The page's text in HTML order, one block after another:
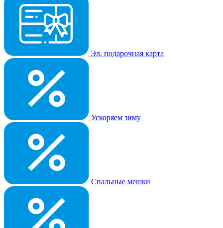
Эл. подарочная карта
Ускоряем зиму
Спальные мешки